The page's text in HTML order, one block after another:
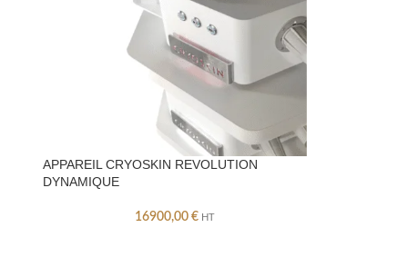
APPAREIL CRYOSKIN REVOLUTION
DYNAMIQUE
16900,00€ HT